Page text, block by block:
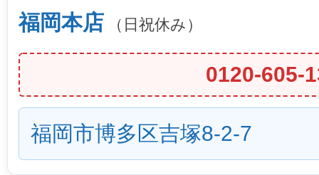
福岡本店 （日祝休み）
0120-605-
福岡市博多区吉塚8-2-7